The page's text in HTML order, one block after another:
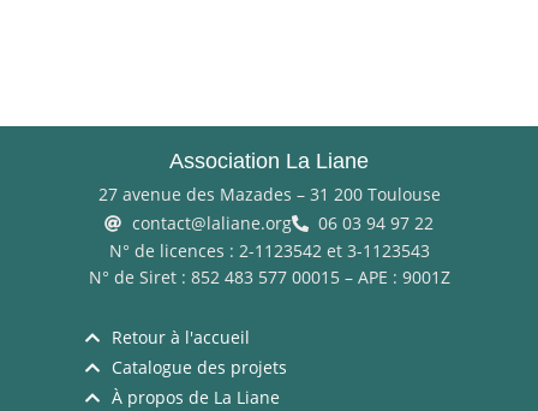
Association La Liane
27 avenue des Mazades – 31 200 Toulouse
contact@laliane.org
06 03 94 97 22
N° de licences : 2-1123542 et 3-1123543
N° de Siret : 852 483 577 00015 – APE : 9001Z
Retour à l'accueil
Catalogue des projets
À propos de La Liane